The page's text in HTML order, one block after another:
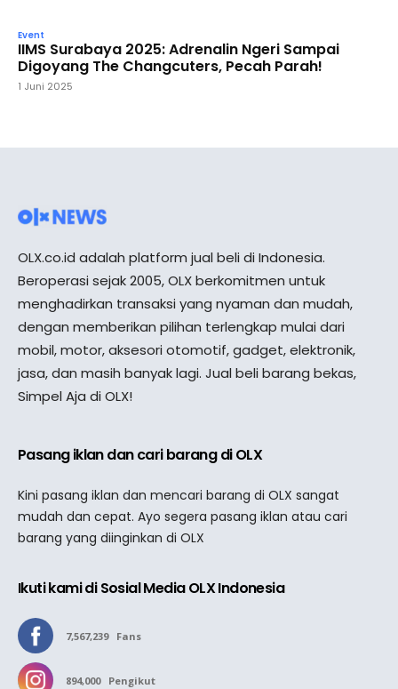
Event
IIMS Surabaya 2025: Adrenalin Ngeri Sampai
Digoyang The Changcuters, Pecah Parah!
1 Juni 2025
OLX.co.id adalah platform jual beli di Indonesia.
Beroperasi sejak 2005, OLX berkomitmen untuk
menghadirkan transaksi yang nyaman dan mudah,
dengan memberikan pilihan terlengkap mulai dari
mobil, motor, aksesori otomotif, gadget, elektronik,
jasa, dan masih banyak lagi. Jual beli barang bekas,
Simpel Aja di OLX!
Pasang iklan dan cari barang di OLX
Kini pasang iklan dan mencari barang di OLX sangat
mudah dan cepat. Ayo segera pasang iklan atau cari
barang yang diinginkan di OLX
Ikuti kami di Sosial Media OLX Indonesia
7,567,239 Fans
894,000 Pengikut